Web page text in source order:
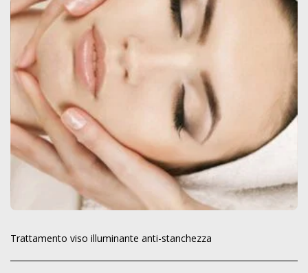
Trattamento viso illuminante anti-stanchezza